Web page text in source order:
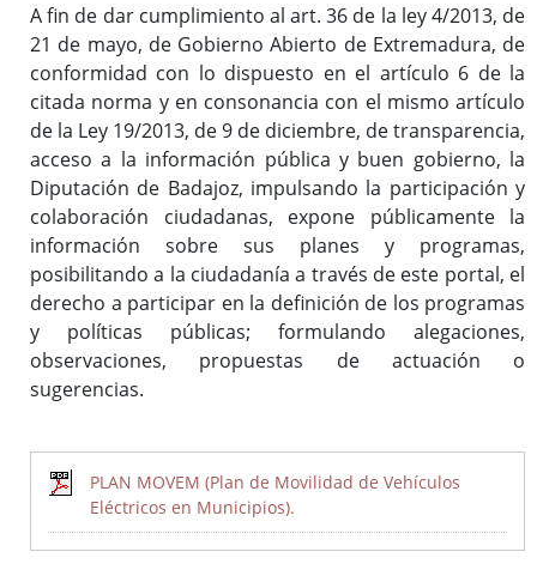
A fin de dar cumplimiento al art. 36 de la ley 4/2013, de
21 de mayo, de Gobierno Abierto de Extremadura, de
conformidad con lo dispuesto en el artículo 6 de la
citada norma y en consonancia con el mismo artículo
de la Ley 19/2013, de 9 de diciembre, de transparencia,
acceso a la información pública y buen gobierno, la
Diputación de Badajoz, impulsando la participación y
colaboración ciudadanas, expone públicamente la
información sobre sus planes y programas,
posibilitando a la ciudadanía a través de este portal, el
derecho a participar en la definición de los programas
y políticas públicas; formulando alegaciones,
observaciones, propuestas de actuación o
sugerencias.
PLAN MOVEM (Plan de Movilidad de Vehículos
Eléctricos en Municipios).